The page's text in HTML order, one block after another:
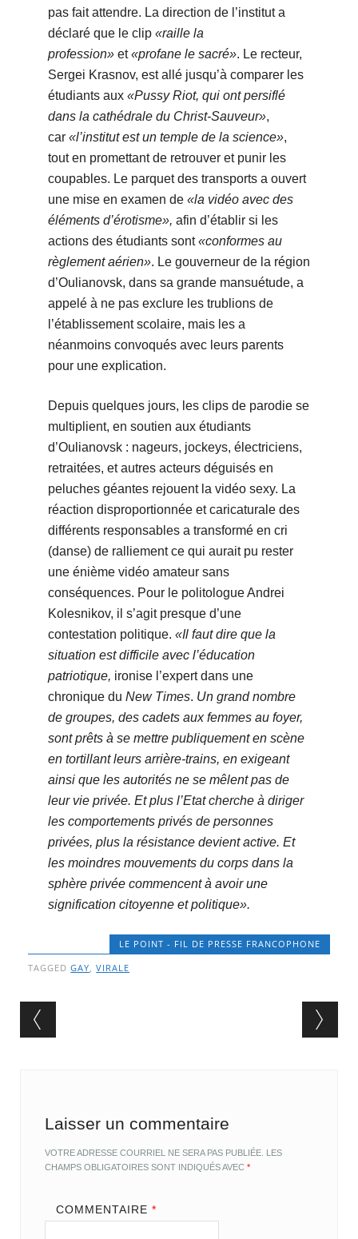
pas fait attendre. La direction de l’institut a
déclaré que le clip «raille la
profession»et«profane le sacré». Le recteur,
Sergei Krasnov, est allé jusqu’à comparer les
étudiants aux «Pussy Riot, qui ont persiflé
dans la cathédrale du Christ-Sauveur»,
car «l’institut est un temple de la science»,
tout en promettant de retrouver et punir les
coupables. Le parquet des transports a ouvert
une mise en examen de «la vidéo avec des
éléments d’érotisme», afin d’établir si les
actions des étudiants sont«conformes au
règlement aérien». Le gouverneur de la région
d’Oulianovsk, dans sa grande mansuétude, a
appelé à ne pas exclure les trublions de
l’établissement scolaire, mais les a
néanmoins convoqués avec leurs parents
pour une explication.
Depuis quelques jours, les clips de parodie se
multiplient, en soutien aux étudiants
d’Oulianovsk : nageurs, jockeys, électriciens,
retraitées, et autres acteurs déguisés en
peluches géantes rejouent la vidéo sexy. La
réaction disproportionnée et caricaturale des
différents responsables a transformé en cri
(danse) de ralliement ce qui aurait pu rester
une énième vidéo amateur sans
conséquences. Pour le politologue Andrei
Kolesnikov, il s’agit presque d’une
contestation politique. «Il faut dire que la
situation est difficile avec l’éducation
patriotique, ironise l’expert dans une
chronique du New Times. Un grand nombre
de groupes, des cadets aux femmes au foyer,
sont prêts à se mettre publiquement en scène
en tortillant leurs arrière-trains, en exigeant
ainsi que les autorités ne se mêlent pas de
leur vie privée. Et plus l’Etat cherche à diriger
les comportements privés de personnes
privées, plus la résistance devient active. Et
les moindres mouvements du corps dans la
sphère privée commencent à avoir une
signification citoyenne et politique».
LE POINT - FIL DE PRESSE FRANCOPHONE
TAGGEDGAY,VIRALE
Post navigation
Laisser un commentaire
VOTRE ADRESSE COURRIEL NE SERA PAS PUBLIÉE. LES
CHAMPS OBLIGATOIRES SONT INDIQUÉS AVEC*
COMMENTAIRE *